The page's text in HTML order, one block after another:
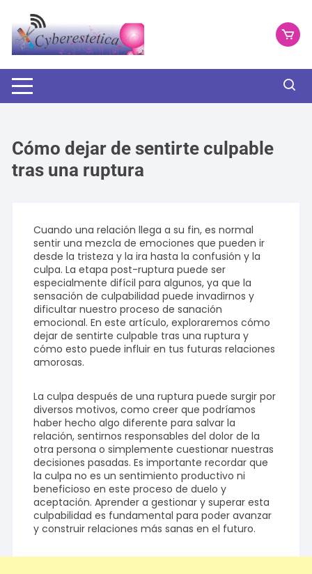
contenido
Cómo dejar de sentirte culpable
tras una ruptura
Cuando una relación llega a su fin, es normal
sentir una mezcla de emociones que pueden ir
desde la tristeza y la ira hasta la confusión y la
culpa. La etapa post-ruptura puede ser
especialmente difícil para algunos, ya que la
sensación de culpabilidad puede invadirnos y
dificultar nuestro proceso de sanación
emocional. En este artículo, exploraremos cómo
dejar de sentirte culpable tras una ruptura y
cómo esto puede influir en tus futuras relaciones
amorosas.
La culpa después de una ruptura puede surgir por
diversos motivos, como creer que podríamos
haber hecho algo diferente para salvar la
relación, sentirnos responsables del dolor de la
otra persona o simplemente cuestionar nuestras
decisiones pasadas. Es importante recordar que
la culpa no es un sentimiento productivo ni
beneficioso en este proceso de duelo y
aceptación. Aprender a gestionar y superar esta
culpabilidad es fundamental para poder avanzar
y construir relaciones más sanas en el futuro.